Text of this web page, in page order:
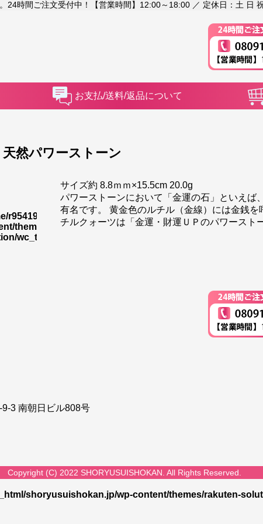
24時間ご注文受付中！【営業時間】12:00～18:00 ／ 定休日：土 日
お支払/送料/返品について
然パワーストーン
r9541948/public_html/shoryusuishokan.jp/wp-
themes/rakuten-
wc_templates/wc_item_single.php
サイズ約 8.8ｍｍ×15.5cm 20.0g
パワーストーンにおいて「金運の石」といえば
有名です。 黄金色のルチル（金線）には金銭
チルクォーツは「金運・財運ＵＰのパワースト
3 南朝日ビル808号
Copyright (C) 2022 SHORYUSUISHOKAN. All Rights Reserved.
shoryusuishokan.jp/wp-content/themes/rakuten-